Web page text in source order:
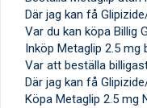
Där jag kan få
Var du kan köpa Billig
Inköp Metaglip 2.5 mg
Var att beställa
Där jag kan få
Köpa Metaglip 2.5 mg